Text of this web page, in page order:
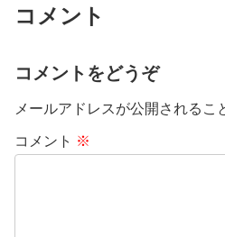
コメント
コメントをどうぞ
メールアドレスが公開されるこ
コメント ※